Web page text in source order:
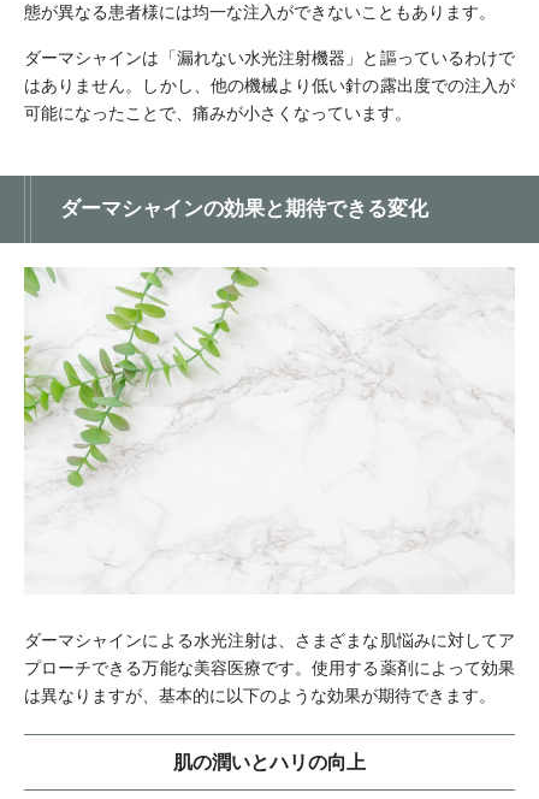
態が異なる患者様には均一な注入ができないこともあります。
ダーマシャインは「漏れない水光注射機器」と謳っているわけで
はありません。しかし、他の機械より低い針の露出度での注入が
可能になったことで、痛みが小さくなっています。
ダーマシャインの効果と期待できる変化
ダーマシャインによる水光注射は、さまざまな肌悩みに対してア
プローチできる万能な美容医療です。使用する薬剤によって効果
は異なりますが、基本的に以下のような効果が期待できます。
肌の潤いとハリの向上